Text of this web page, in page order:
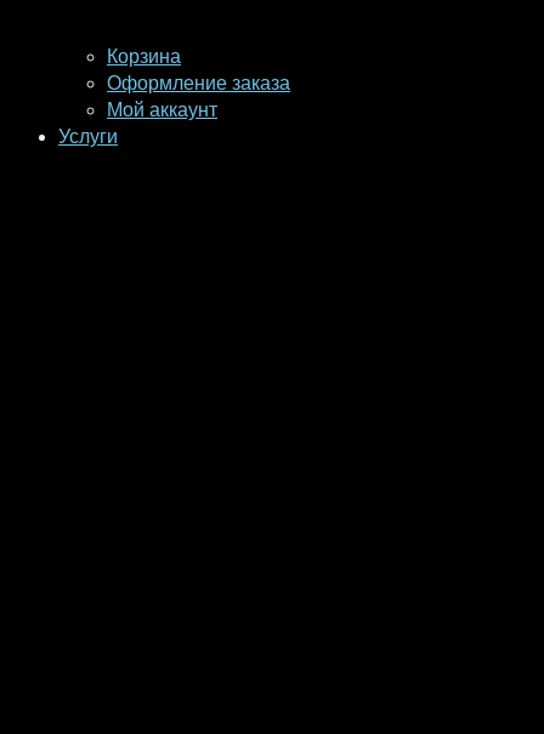
Корзина
Оформление заказа
Мой аккаунт
Услуги